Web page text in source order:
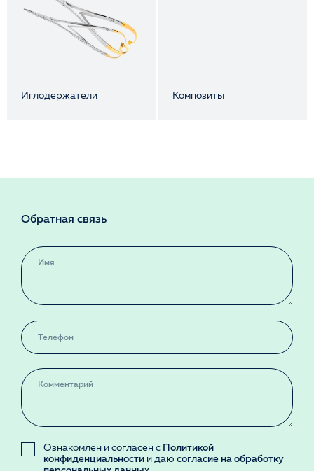
Иглодержатели Композиты
Обратная связь
Ознакомлен и согласен с Политикой
конфиденциальности и даю согласие на обработку